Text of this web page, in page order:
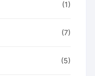
(1)
(7)
(5)